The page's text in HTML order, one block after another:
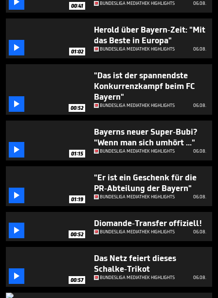
minutes,
7
seconds
00:41 BUNDESLIGA MEDIATHEK HIGHLIGHTS 06.08.
 01:02
Herold über Bayern-Zeit: "Mit
das Beste in Europa"
BUNDESLIGA MEDIATHEK HIGHLIGHTS 06.08.
 00:52
"Das ist der spannendste
Konkurrenzkampf beim FC
Bayern"
BUNDESLIGA MEDIATHEK HIGHLIGHTS 06.08.
 01:15
Bayerns neuer Super-Bubi?
"Wenn man sich umhört ..."
BUNDESLIGA MEDIATHEK HIGHLIGHTS 06.08.
 01:19
"Er ist ein Geschenk für die
PR-Abteilung der Bayern"
BUNDESLIGA MEDIATHEK HIGHLIGHTS 06.08.
 00:52
Diomande-Transfer offiziell!
BUNDESLIGA MEDIATHEK HIGHLIGHTS 06.08.
 00:57
Das Netz feiert dieses
Schalke-Trikot
BUNDESLIGA MEDIATHEK HIGHLIGHTS 06.08.